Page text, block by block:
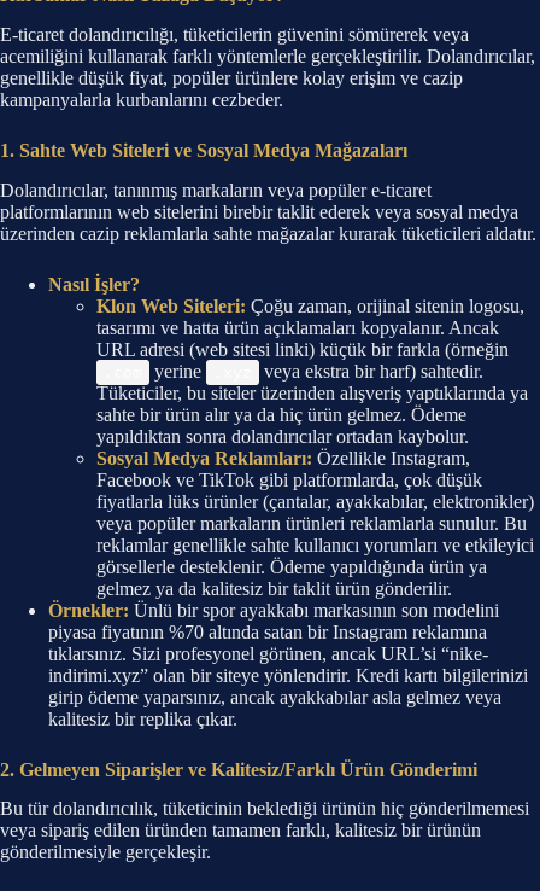
E-ticaret dolandırıcılığı, tüketicilerin güvenini sömürerek veya
acemiliğini kullanarak farklı yöntemlerle gerçekleştirilir. Dolandırıcılar,
genellikle düşük fiyat, popüler ürünlere kolay erişim ve cazip
kampanyalarla kurbanlarını cezbeder.
1. Sahte Web Siteleri ve Sosyal Medya Mağazaları
Dolandırıcılar, tanınmış markaların veya popüler e-ticaret
platformlarının web sitelerini birebir taklit ederek veya sosyal medya
üzerinden cazip reklamlarla sahte mağazalar kurarak tüketicileri aldatır.
Nasıl İşler?
Klon Web Siteleri: Çoğu zaman, orijinal sitenin logosu,
tasarımı ve hatta ürün açıklamaları kopyalanır. Ancak
URL adresi (web sitesi linki) küçük bir farkla (örneğin
yerine
veya ekstra bir harf) sahtedir.
Tüketiciler, bu siteler üzerinden alışveriş yaptıklarında ya
sahte bir ürün alır ya da hiç ürün gelmez. Ödeme
yapıldıktan sonra dolandırıcılar ortadan kaybolur.
Sosyal Medya Reklamları: Özellikle Instagram,
Facebook ve TikTok gibi platformlarda, çok düşük
fiyatlarla lüks ürünler (çantalar, ayakkabılar, elektronikler)
veya popüler markaların ürünleri reklamlarla sunulur. Bu
reklamlar genellikle sahte kullanıcı yorumları ve etkileyici
görsellerle desteklenir. Ödeme yapıldığında ürün ya
gelmez ya da kalitesiz bir taklit ürün gönderilir.
Örnekler: Ünlü bir spor ayakkabı markasının son modelini
piyasa fiyatının %70 altında satan bir Instagram reklamına
tıklarsınız. Sizi profesyonel görünen, ancak URL’si “nike-
indirimi.xyz” olan bir siteye yönlendirir. Kredi kartı bilgilerinizi
girip ödeme yaparsınız, ancak ayakkabılar asla gelmez veya
kalitesiz bir replika çıkar.
2. Gelmeyen Siparişler ve Kalitesiz/Farklı Ürün Gönderimi
Bu tür dolandırıcılık, tüketicinin beklediği ürünün hiç gönderilmemesi
veya sipariş edilen üründen tamamen farklı, kalitesiz bir ürünün
gönderilmesiyle gerçekleşir.